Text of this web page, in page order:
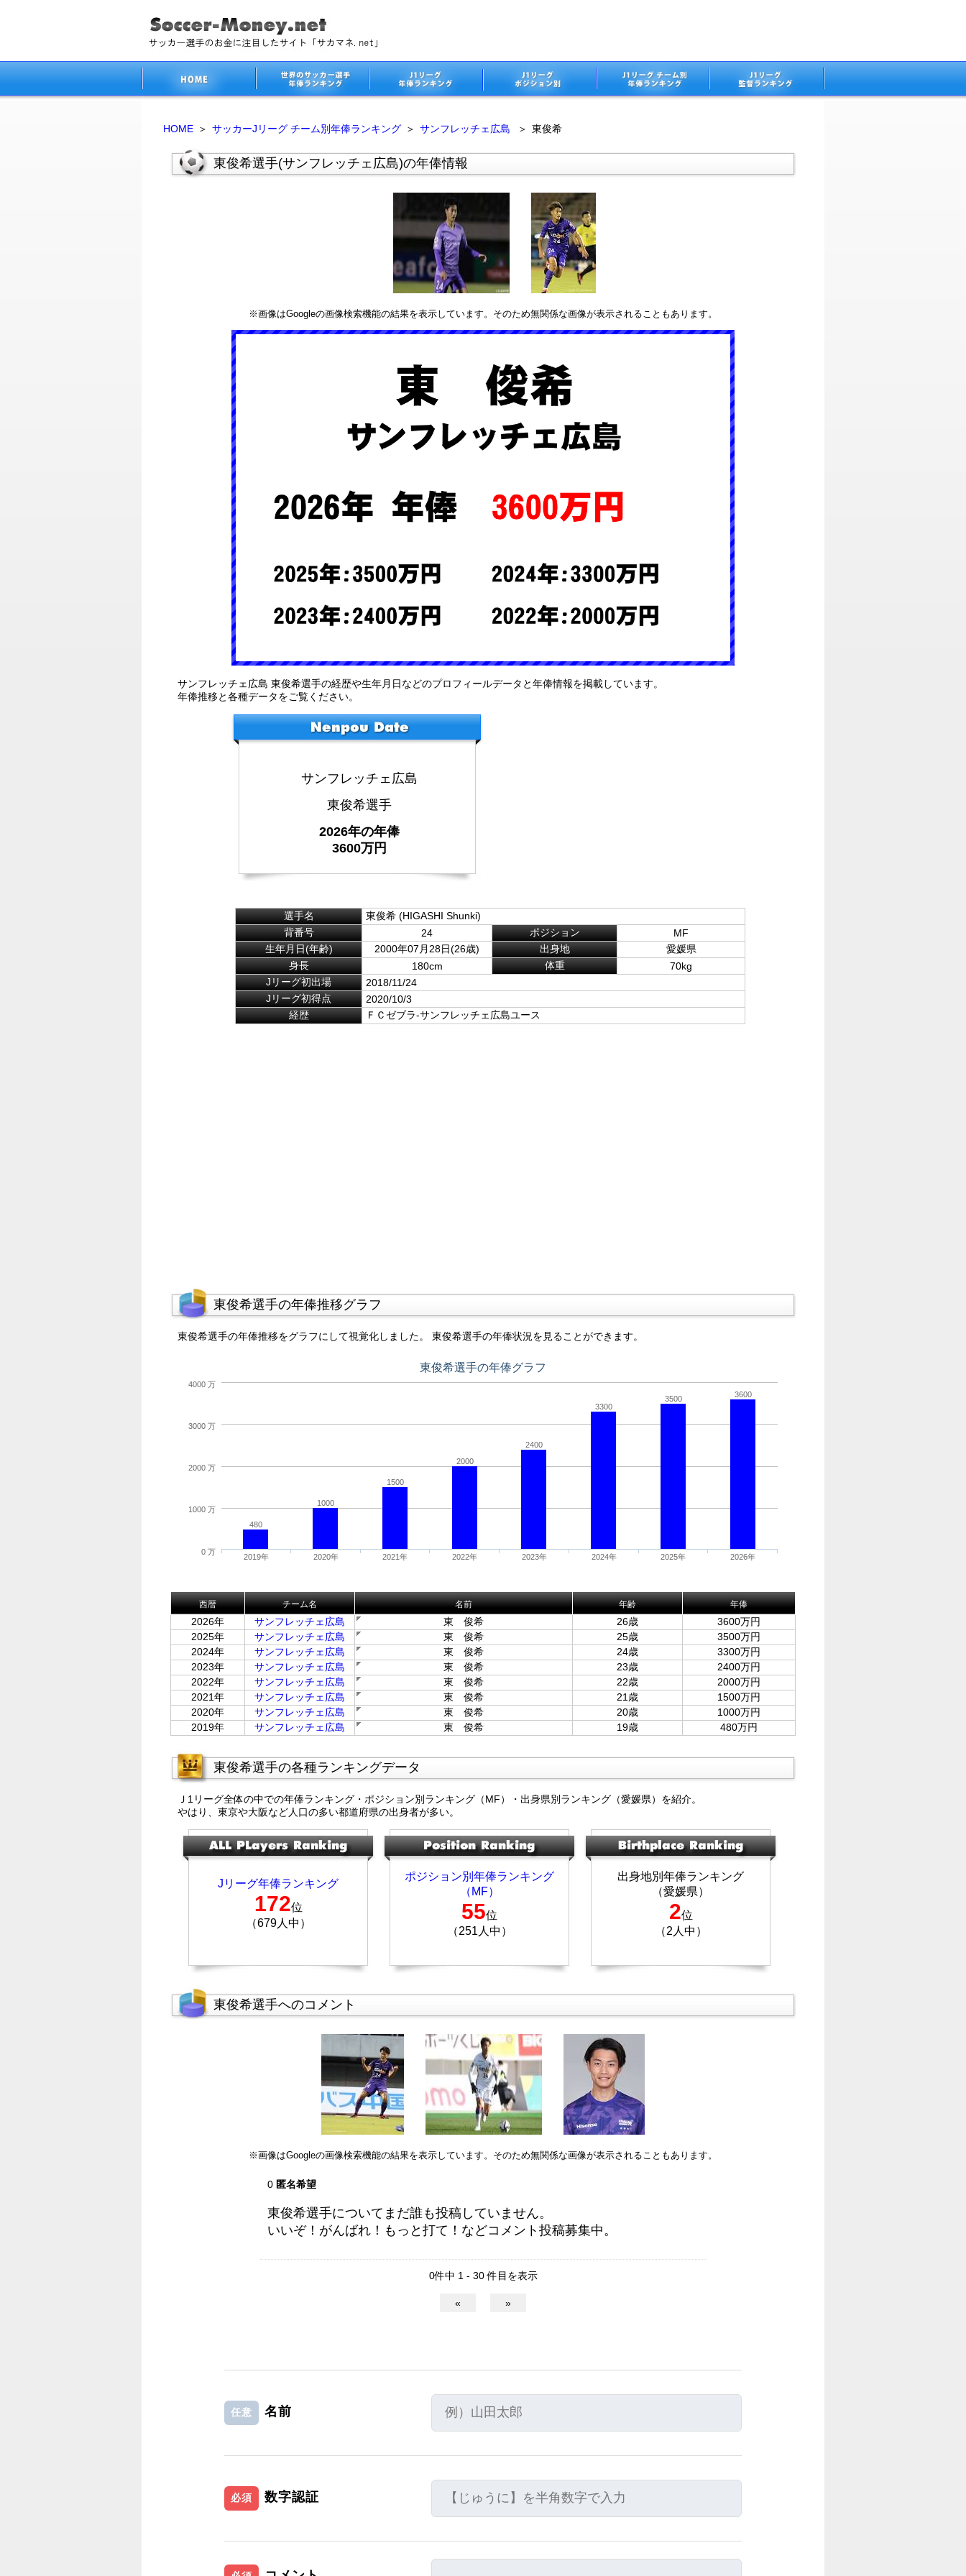
HOME ＞ サッカーJリーグ チーム別年俸ランキング ＞ サンフレッチェ広島 ＞ 東俊希
東俊希選手(サンフレッチェ広島)の年俸情報
※画像はGoogleの画像検索機能の結果を表示しています。そのため無関係な画像が表示されることもあります。
サンフレッチェ広島 東俊希選手の経歴や生年月日などのプロフィールデータと年俸情報を掲載しています。
年俸推移と各種データをご覧ください。
サンフレッチェ広島
東俊希選手
2026年の年俸
3600万円
選手名
東俊希 (HIGASHI Shunki)
背番号
24 ポジション
MF
生年月日(年齢)
2000年07月28日(26歳) 出身地
愛媛県
身長
180cm 体重
70kg
Jリーグ初出場
2018/11/24
Jリーグ初得点
2020/10/3
経歴
ＦＣゼブラ-サンフレッチェ広島ユース
東俊希選手の年俸推移グラフ
東俊希選手の年俸推移をグラフにして視覚化しました。 東俊希選手の年俸状況を見ることができます。
東俊希選手の年俸グラフ
480
1000
1500
2000
2400
3300
3500 3600
2019年 2020年 2021年 2022年 2023年 2024年 2025年 2026年
0 万
1000 万
2000 万
3000 万
4000 万
西暦 チーム名 名前 年齢 年俸
2026年 サンフレッチェ広島 東 俊希 26歳
3600万円
2025年
サンフレッチェ広島 東 俊希 25歳
3500万円
2024年
サンフレッチェ広島 東 俊希 24歳
3300万円
2023年
サンフレッチェ広島 東 俊希 23歳
2400万円
2022年
サンフレッチェ広島 東 俊希 22歳
2000万円
2021年
サンフレッチェ広島 東 俊希 21歳
1500万円
2020年
サンフレッチェ広島 東 俊希 20歳
1000万円
2019年
サンフレッチェ広島 東 俊希 19歳 480万円
東俊希選手の各種ランキングデータ
Ｊ1リーグ全体の中での年俸ランキング・ポジション別ランキング（MF）・出身県別ランキング（愛媛県）を紹介。
やはり、東京や大阪など人口の多い都道府県の出身者が多い。
Jリーグ年俸ランキング
172位
（679人中）
ポジション別年俸ランキング
（MF）
55位
（251人中）
出身地別年俸ランキング
（愛媛県）
2位
（2人中）
東俊希選手へのコメント
※画像はGoogleの画像検索機能の結果を表示しています。そのため無関係な画像が表示されることもあります。
0 匿名希望
東俊希選手についてまだ誰も投稿していません。
いいぞ！がんばれ！もっと打て！などコメント投稿募集中。
0件中 1 - 30 件目を表示
« »
任意 名前
必須 数字認証